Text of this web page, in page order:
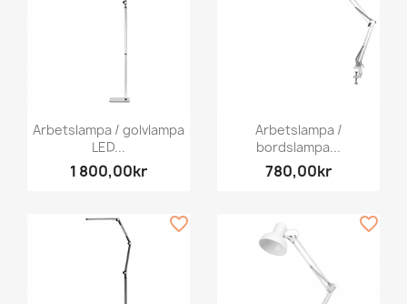
Arbetslampa / golvlampa
LED...
1 800,00kr
Arbetslampa /
bordslampa...
780,00kr
favorite_border favorite_border